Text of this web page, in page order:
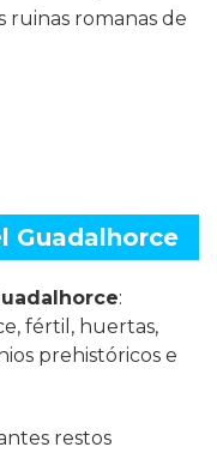
ruinas romanas de
Guadalhorce
:
fértil, huertas,
prehistóricos e
restos